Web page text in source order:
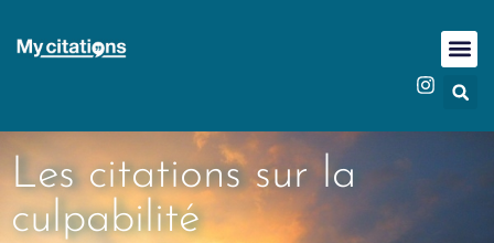
Les citations sur la
culpabilité